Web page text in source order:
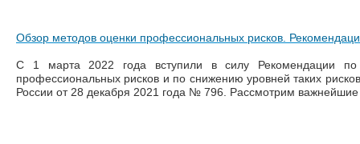
Обзор методов оценки профессиональных рисков.
С 1 марта 2022 года вступили в силу Рекомендации по
профессиональных рисков и по снижению уровней таких
России от 28 декабря 2021 года № 796. Рассмотрим